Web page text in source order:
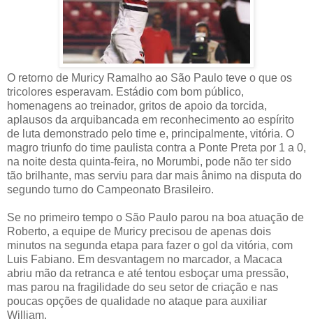
O retorno de Muricy Ramalho ao São Paulo teve o que os
tricolores esperavam. Estádio com bom público,
homenagens ao treinador, gritos de apoio da torcida,
aplausos da arquibancada em reconhecimento ao espírito
de luta demonstrado pelo time e, principalmente, vitória. O
magro triunfo do time paulista contra a Ponte Preta por 1 a 0,
na noite desta quinta-feira, no Morumbi, pode não ter sido
tão brilhante, mas serviu para dar mais ânimo na disputa do
segundo turno do Campeonato Brasileiro.
Se no primeiro tempo o São Paulo parou na boa atuação de
Roberto, a equipe de Muricy precisou de apenas dois
minutos na segunda etapa para fazer o gol da vitória, com
Luis Fabiano. Em desvantagem no marcador, a Macaca
abriu mão da retranca e até tentou esboçar uma pressão,
mas parou na fragilidade do seu setor de criação e nas
poucas opções de qualidade no ataque para auxiliar
William.